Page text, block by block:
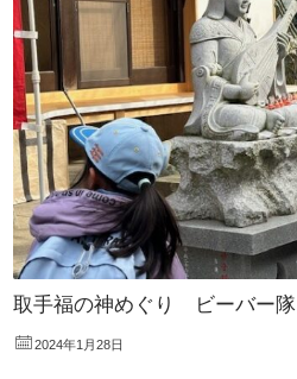
取手福の神めぐり ビーバー隊
2024年1月28日